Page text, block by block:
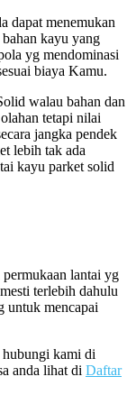
dapat menemukan
kayu yang
yg mendominasi
biaya Kamu.
walau bahan dan
tetapi nilai
jangka pendek
lebih tak ada
kayu parket solid
lantai yg
terlebih dahulu
untuk mencapai
hubungi kami di
anda lihat di Daftar